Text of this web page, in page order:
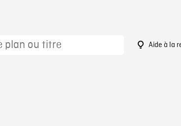
Aide à la